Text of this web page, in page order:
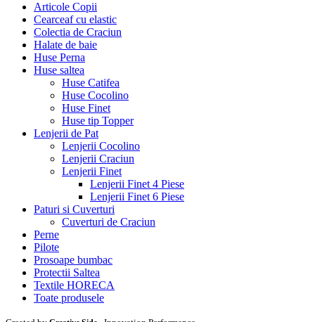
Articole Copii
Cearceaf cu elastic
Colectia de Craciun
Halate de baie
Huse Perna
Huse saltea
Huse Catifea
Huse Cocolino
Huse Finet
Huse tip Topper
Lenjerii de Pat
Lenjerii Cocolino
Lenjerii Craciun
Lenjerii Finet
Lenjerii Finet 4 Piese
Lenjerii Finet 6 Piese
Paturi si Cuverturi
Cuverturi de Craciun
Perne
Pilote
Prosoape bumbac
Protectii Saltea
Textile HORECA
Toate produsele